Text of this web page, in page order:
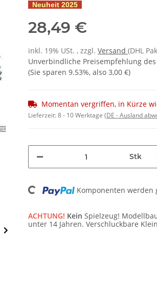
Neuheit 2025
28,49 €
inkl. 19% USt. , zzgl. Versand (DHL
Unverbindliche Preisempfehlung
(Sie sparen 9.53%, also 3,00 €)
Momentan vergriffen, in Kürze
Lieferzeit:8 - 10 Werktage (DE - Ausland
Stk
Loading... Komponenten werden
ACHTUNG! Kein Spielzeug!
unter 14 Jahren. Verschluckbare